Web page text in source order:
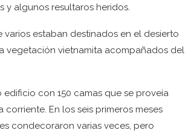
y algunos resultaros heridos.
estaban destinados en el desierto
vegetación vietnamita acompañados del
con 150 camas que se proveía
En los seis primeros meses
condecoraron varias veces, pero